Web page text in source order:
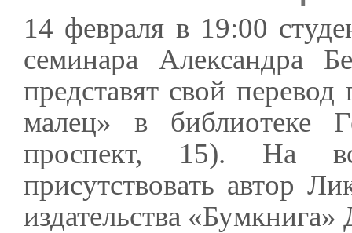
14 февраля в 19:00
семинара Александра
представят свой
малец» в библиотеке
проспект, 15). На
присутствовать автор
издательства